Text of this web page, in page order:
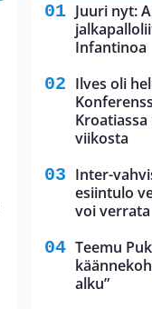
Juuri nyt:
Infantinoa
Ilves oli
viikosta
Inter-
esiintulo
voi
Teemu
alku”